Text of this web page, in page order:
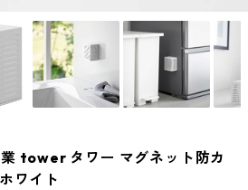
tower タワー マグネット防カ
ワイト